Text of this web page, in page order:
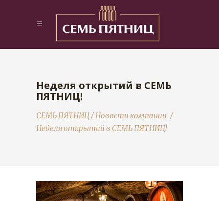
Неделя открытий в СЕМЬ
ПЯТНИЦ!
СЕМЬ ПЯТНИЦ/Новости компании /
Неделя открытий в СЕМЬ ПЯТНИЦ!